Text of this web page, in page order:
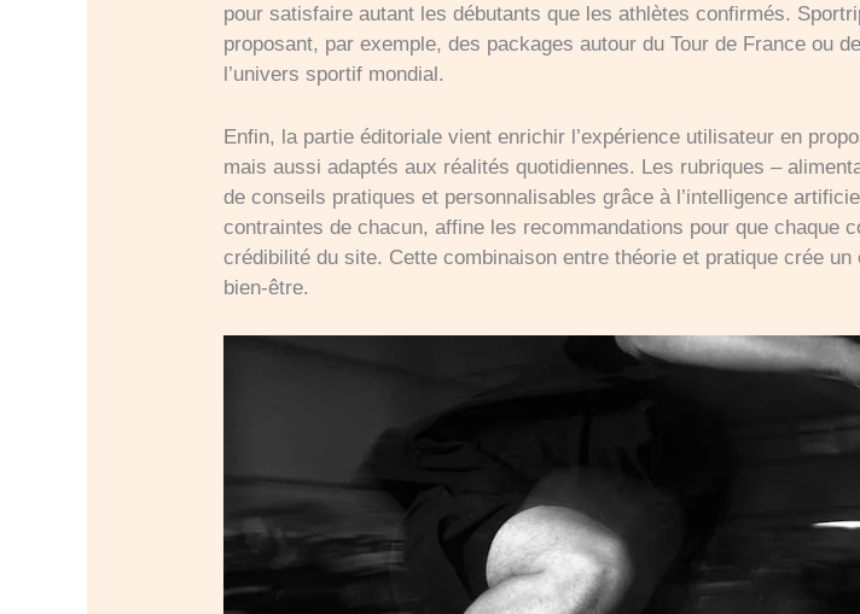
pour satisfaire autant les débutants que les athlètes confirmés.
proposant, par exemple, des packages autour du Tour de France ou
l’univers sportif mondial.
Enfin, la partie éditoriale vient enrichir l’expérience utilisateur en
mais aussi adaptés aux réalités quotidiennes. Les rubriques –
de conseils pratiques et personnalisables grâce à l’intelligence
contraintes de chacun, affine les recommandations pour que chaque
crédibilité du site. Cette combinaison entre théorie et pratique crée
bien-être.